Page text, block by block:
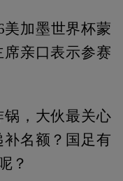
美加墨世界杯蒙
席亲口表示参赛
，大伙最关心
名额？国足有
？